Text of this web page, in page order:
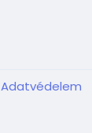
Adatvédelem